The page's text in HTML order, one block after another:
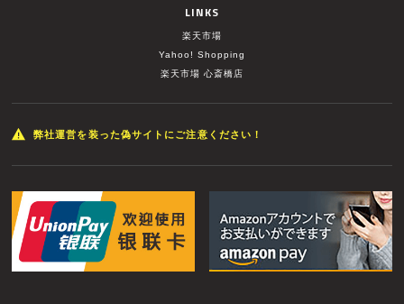
LINKS
楽天市場
Yahoo! Shopping
楽天市場 心斎橋店
弊社運営を装った偽サイトにご注意ください！